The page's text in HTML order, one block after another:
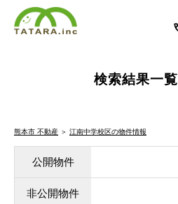
検索結果一覧
熊本市 不動産 ＞ 江南中学校区の物件情報
公開物件
非公開物件